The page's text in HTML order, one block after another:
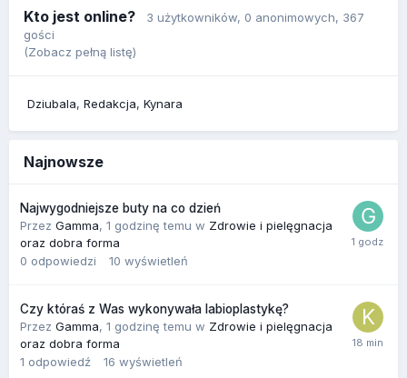
Kto jest online? 3 użytkowników, 0 anonimowych, 367
gości
(Zobacz pełną listę)
Dziubala Redakcja Kynara
Najnowsze
Najwygodniejsze buty na co dzień
Przez Gamma, 1 godzinę temu w Zdrowie i pielęgnacja
oraz dobra forma
0 odpowiedzi 10 wyświetleń
Czy któraś z Was wykonywała labioplastykę?
Przez Gamma, 1 godzinę temu w Zdrowie i pielęgnacja
oraz dobra forma
1 odpowiedź 16 wyświetleń